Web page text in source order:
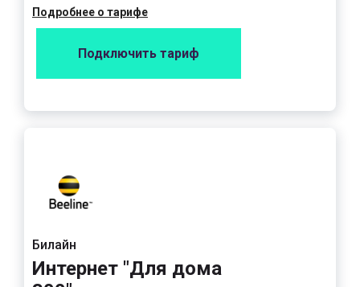
Подробнее о тарифе
Подключить тариф
Билайн
Интернет "Для дома